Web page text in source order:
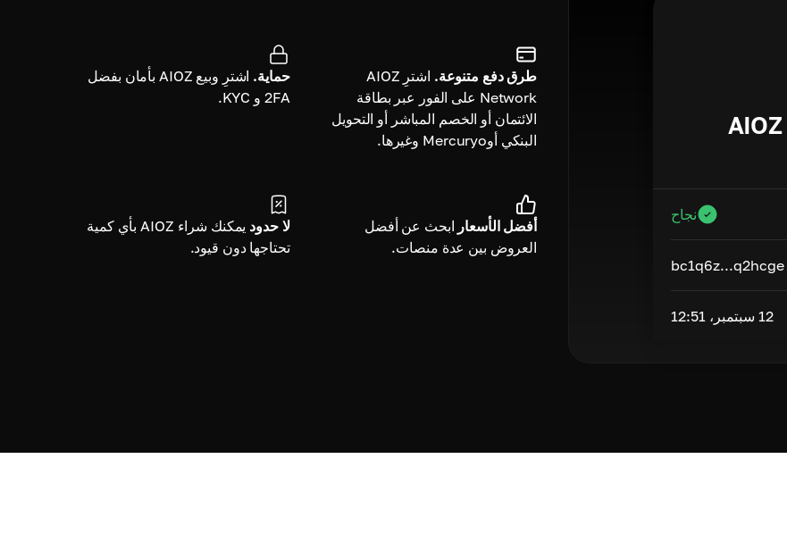
AIOZ
نجاح
bc1q6z...q2hcge
12 سبتمبر، 12:51
طرق دفع متنوعة.
اشترِ AIOZ
Network على الفور عبر بطاقة
الائتمان أو الخصم المباشر أو التحويل
البنكي أوMercuryo وغيرها.
حماية.
اشترِ وبيع AIOZ بأمان بفضل
2FA و KYC.
أفضل الأسعار ابحث عن أفضل
العروض بين عدة منصات.
لا حدود
يمكنك شراء AIOZ بأي كمية
تحتاجها دون قيود.